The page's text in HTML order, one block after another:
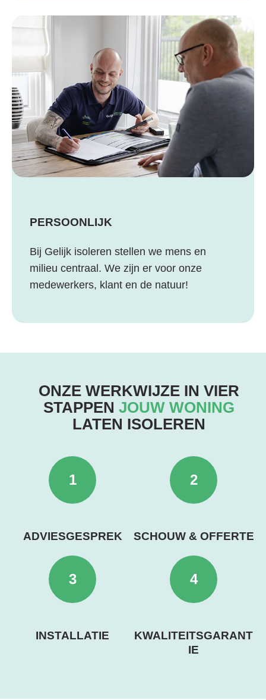
PERSOONLIJK
Bij Gelijk isoleren stellen we mens en
milieu centraal. We zijn er voor onze
medewerkers, klant en de natuur!
ONZE WERKWIJZE IN VIER
STAPPEN JOUW WONING
LATEN ISOLEREN
1
ADVIESGESPREK
2
SCHOUW & OFFERTE
3
INSTALLATIE
4
KWALITEITSGARANT
IE